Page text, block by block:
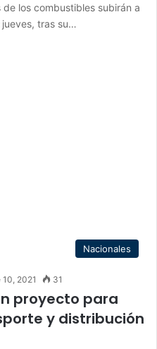
de los combustibles subirán a
tras su…
Nacionales
2021 31
proyecto para
y distribución